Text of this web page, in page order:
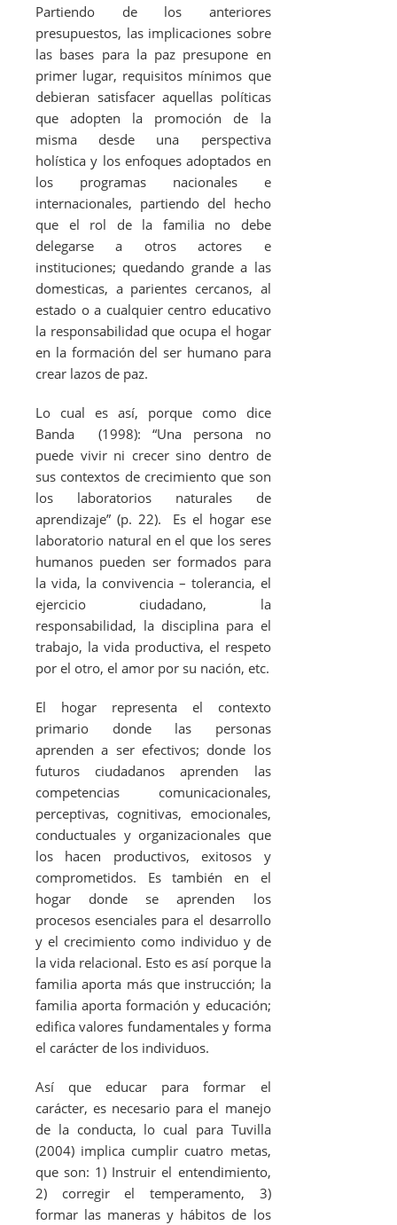
Partiendo de los anteriores
presupuestos, las implicaciones sobre
las bases para la paz presupone en
primer lugar, requisitos mínimos que
debieran satisfacer aquellas políticas
que adopten la promoción de la
misma desde una perspectiva
holística y los enfoques adoptados en
los programas nacionales e
internacionales, partiendo del hecho
que el rol de la familia no debe
delegarse a otros actores e
instituciones; quedando grande a las
domesticas, a parientes cercanos, al
estado o a cualquier centro educativo
la responsabilidad que ocupa el hogar
en la formación del ser humano para
crear lazos de paz.
Lo cual es así, porque como dice
Banda (1998): “Una persona no
puede vivir ni crecer sino dentro de
sus contextos de crecimiento que son
los laboratorios naturales de
aprendizaje” (p. 22). Es el hogar ese
laboratorio natural en el que los seres
humanos pueden ser formados para
la vida, la convivencia – tolerancia, el
ejercicio ciudadano, la
responsabilidad, la disciplina para el
trabajo, la vida productiva, el respeto
por el otro, el amor por su nación, etc.
El hogar representa el contexto
primario donde las personas
aprenden a ser efectivos; donde los
futuros ciudadanos aprenden las
competencias comunicacionales,
perceptivas, cognitivas, emocionales,
conductuales y organizacionales que
los hacen productivos, exitosos y
comprometidos. Es también en el
hogar donde se aprenden los
procesos esenciales para el desarrollo
y el crecimiento como individuo y de
la vida relacional. Esto es así porque la
familia aporta más que instrucción; la
familia aporta formación y educación;
edifica valores fundamentales y forma
el carácter de los individuos.
Así que educar para formar el
carácter, es necesario para el manejo
de la conducta, lo cual para Tuvilla
(2004) implica cumplir cuatro metas,
que son: 1) Instruir el entendimiento,
2) corregir el temperamento, 3)
formar las maneras y hábitos de los